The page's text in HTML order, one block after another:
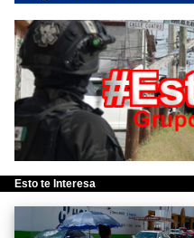
Esto te Interesa